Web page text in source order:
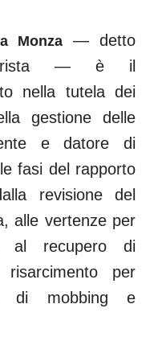
Monza— detto
— è il
nella tutela dei
gestione delle
e datore di
fasi del rapporto
revisione del
alle vertenze per
al recupero di
per
di mobbing e